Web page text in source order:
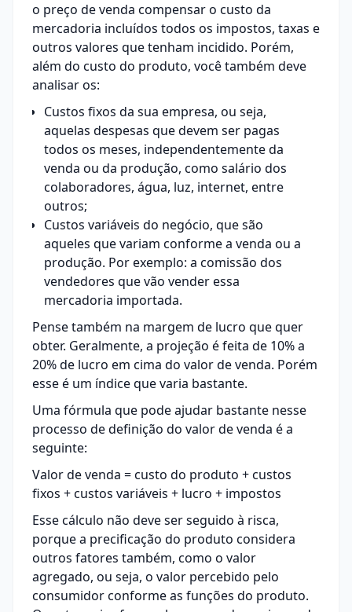
o preço de venda compensar o custo da
mercadoria incluídos todos os impostos, taxas e
outros valores que tenham incidido. Porém,
além do custo do produto, você também deve
analisar os:
Custos fixos da sua empresa, ou seja,
aquelas despesas que devem ser pagas
todos os meses, independentemente da
venda ou da produção, como salário dos
colaboradores, água, luz, internet, entre
outros;
Custos variáveis do negócio, que são
aqueles que variam conforme a venda ou a
produção. Por exemplo: a comissão dos
vendedores que vão vender essa
mercadoria importada.
Pense também na margem de lucro que quer
obter. Geralmente, a projeção é feita de 10% a
20% de lucro em cima do valor de venda. Porém
esse é um índice que varia bastante.
Uma fórmula que pode ajudar bastante nesse
processo de definição do valor de venda é a
seguinte:
Valor de venda = custo do produto + custos
fixos + custos variáveis + lucro + impostos
Esse cálculo não deve ser seguido à risca,
porque a precificação do produto considera
outros fatores também, como o valor
agregado, ou seja, o valor percebido pelo
consumidor conforme as funções do produto.